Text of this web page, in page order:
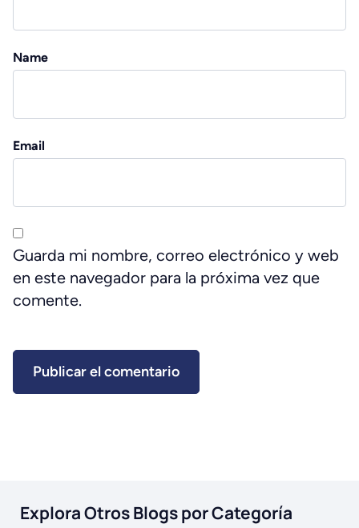
Name
Email
Guarda mi nombre, correo electrónico y web
en este navegador para la próxima vez que
comente.
Explora Otros Blogs por Categoría